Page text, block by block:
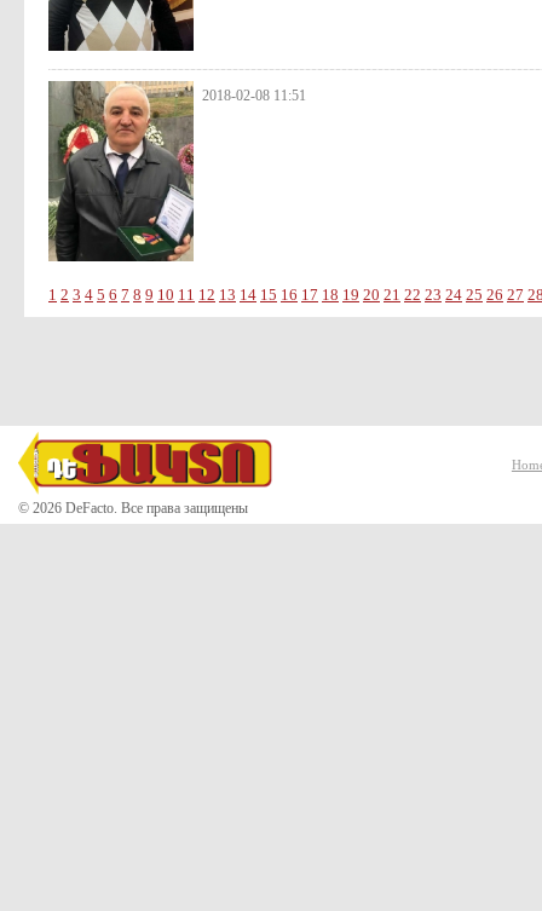
2018-02-08 11:51
1 2 3 4 5 6 7 8 9 10 11 12 13 14 15 16 17 18 19 20 21 22 23 24 25 26 27
© 2026 DeFacto. Все права защищены